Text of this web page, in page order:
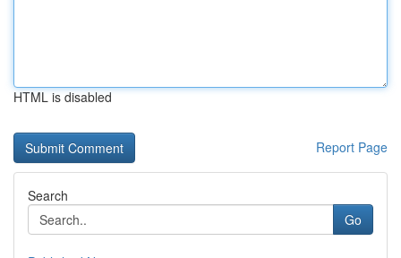
HTML is disabled
Report Page
Search
Go